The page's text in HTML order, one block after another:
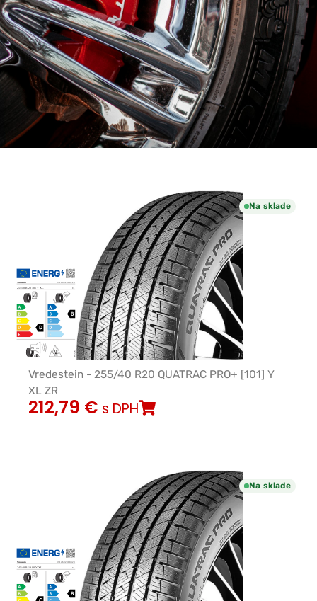
Na sklade
Vredestein - 255/40 R20 QUATRAC PRO+ [101] Y
XL ZR
212,79 € s DPH
Na sklade